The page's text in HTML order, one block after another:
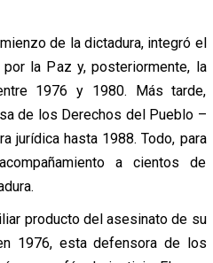
de la dictadura, integró el
la Paz y, posteriormente, la
1976 y 1980. Más tarde,
de los Derechos del Pueblo –
jurídica hasta 1988. Todo, para
a cientos de
producto del asesinato de su
1976, esta defensora de los